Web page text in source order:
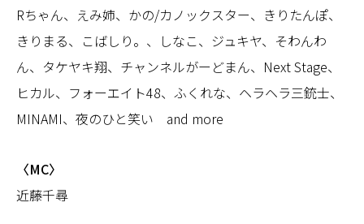
Rちゃん、えみ姉、かの/カノックスター、きりたんぽ、
きりまる、こばしり。、しなこ、ジュキヤ、そわんわ
ん、タケヤキ翔、チャンネルがーどまん、Next Stage、
ヒカル、フォーエイト48、ふくれな、ヘラヘラ三銃士、
MINAMI、夜のひと笑い and more
〈MC〉
近藤千尋